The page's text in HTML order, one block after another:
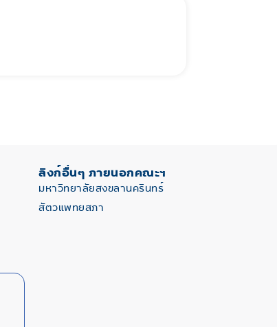
ลิงก์อื่นๆ ภายนอกคณะฯ
มหาวิทยาลัยสงขลานครินทร์
สัตวแพทยสภา